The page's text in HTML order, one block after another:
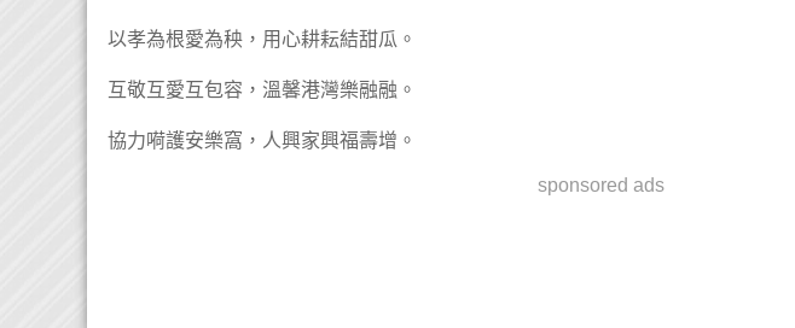
以孝為根愛為秧，用心耕耘結甜瓜。
互敬互愛互包容，溫馨港灣樂融融。
協力嗬護安樂窩，人興家興福壽增。
sponsored ads